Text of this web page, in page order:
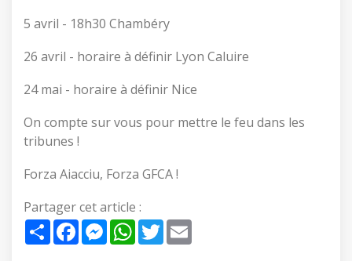
5 avril - 18h30 Chambéry
26 avril - horaire à définir Lyon Caluire
24 mai - horaire à définir Nice
On compte sur vous pour mettre le feu dans les
tribunes !
Forza Aiacciu, Forza GFCA !
Partager cet article :
ShareFacebookMessenger
WhatsApp
Twitter